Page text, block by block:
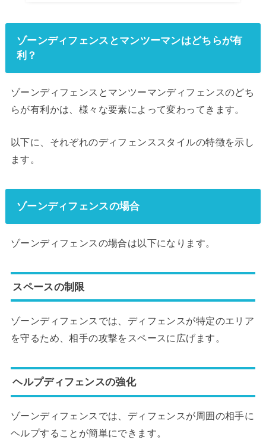
ゾーンディフェンスとマンツーマンはどちらが有
利？
ゾーンディフェンスとマンツーマンディフェンスのどち
らが有利かは、様々な要素によって変わってきます。
以下に、それぞれのディフェンススタイルの特徴を示し
ます。
ゾーンディフェンスの場合
ゾーンディフェンスの場合は以下になります。
スペースの制限
ゾーンディフェンスでは、ディフェンスが特定のエリア
を守るため、相手の攻撃をスペースに広げます。
ヘルプディフェンスの強化
ゾーンディフェンスでは、ディフェンスが周囲の相手に
ヘルプすることが簡単にできます。